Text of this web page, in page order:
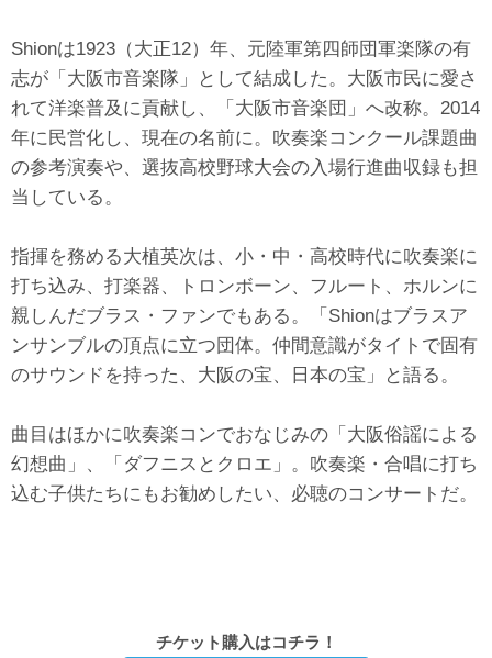
Shionは1923（大正12）年、元陸軍第四師団軍楽隊の有
志が「大阪市音楽隊」として結成した。大阪市民に愛さ
れて洋楽普及に貢献し、「大阪市音楽団」へ改称。2014
年に民営化し、現在の名前に。吹奏楽コンクール課題曲
の参考演奏や、選抜高校野球大会の入場行進曲収録も担
当している。
指揮を務める大植英次は、小・中・高校時代に吹奏楽に
打ち込み、打楽器、トロンボーン、フルート、ホルンに
親しんだブラス・ファンでもある。「Shionはブラスア
ンサンブルの頂点に立つ団体。仲間意識がタイトで固有
のサウンドを持った、大阪の宝、日本の宝」と語る。
曲目はほかに吹奏楽コンでおなじみの「大阪俗謡による
幻想曲」、「ダフニスとクロエ」。吹奏楽・合唱に打ち
込む子供たちにもお勧めしたい、必聴のコンサートだ。
チケット購入はコチラ！